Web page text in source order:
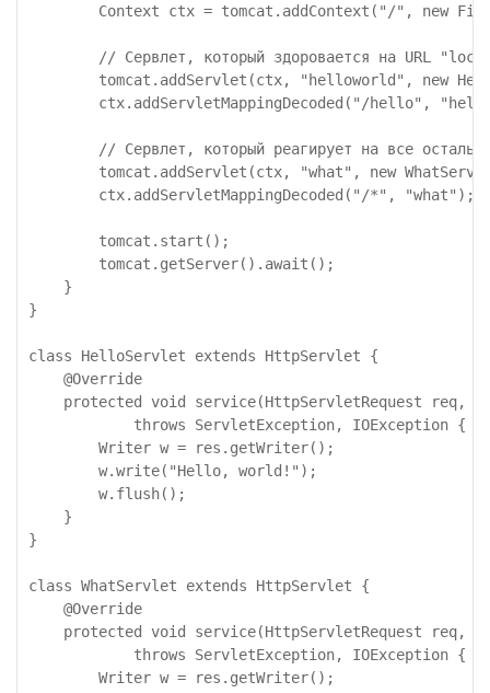
Context ctx = tomcat.addContext("/", new
// Сервлет, который здоровается на URL
tomcat.addServlet(ctx, "helloworld", new
ctx.addServletMappingDecoded("/hello",
// Сервлет, который реагирует на все
tomcat.addServlet(ctx, "what", new
ctx.addServletMappingDecoded("/*", "what");
tomcat.start();
tomcat.getServer().await();
}
}
class HelloServlet extends HttpServlet {
@Override
protected void service(HttpServletRequest req,
throws ServletException, IOException {
Writer w = res.getWriter();
w.write("Hello, world!");
w.flush();
}
}
class WhatServlet extends HttpServlet {
@Override
protected void service(HttpServletRequest req,
throws ServletException, IOException {
Writer w = res.getWriter();